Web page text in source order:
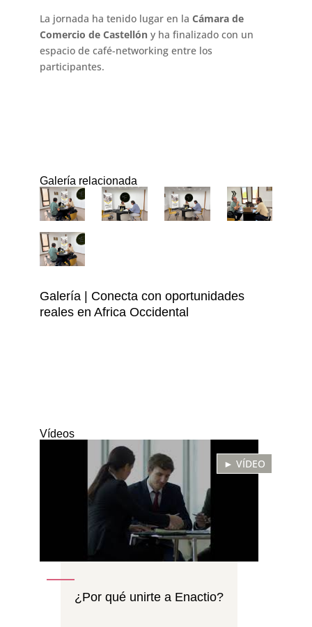
La jornada ha tenido lugar en la Cámara de
Comercio de Castellóny ha finalizado con un
espacio de café-networking entre los
participantes.
Galería relacionada
Galería | Conecta con oportunidades
reales en Africa Occidental
Vídeos
► VÍDEO
¿Por qué unirte a Enactio?